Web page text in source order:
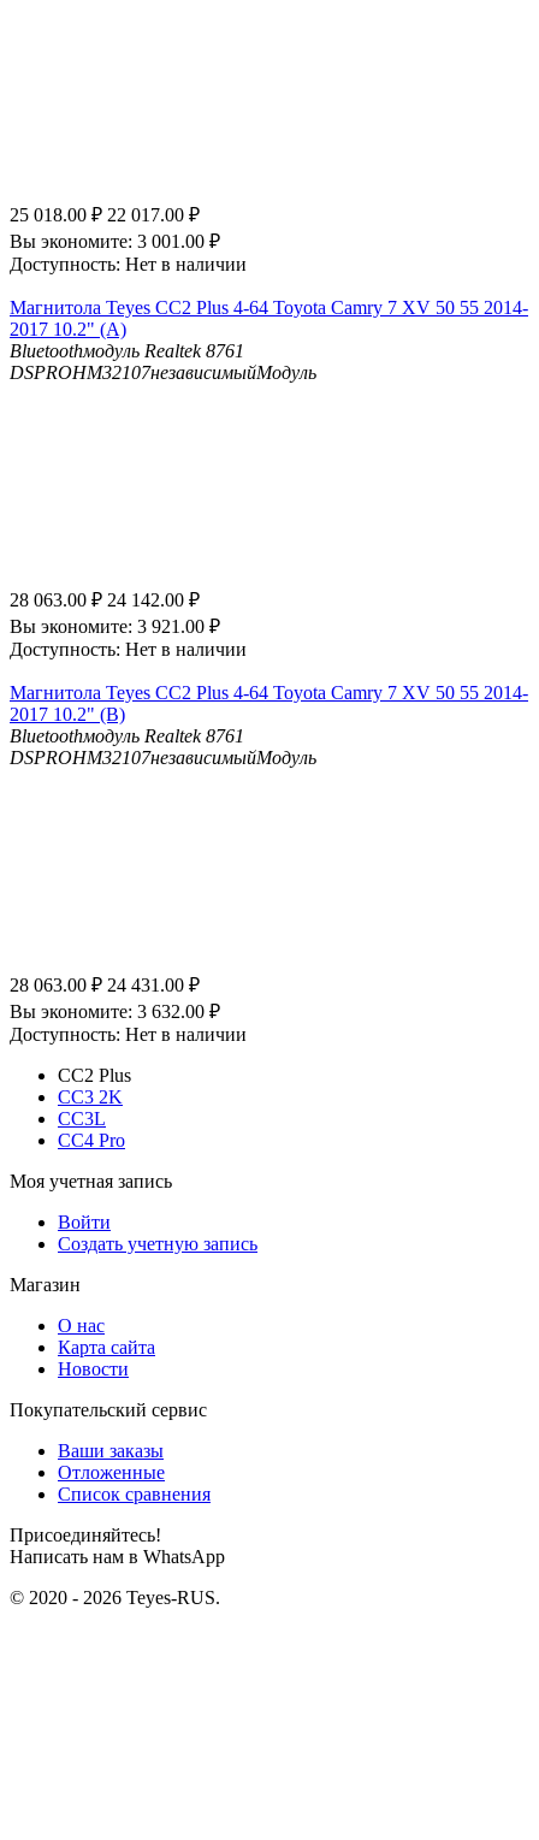
25 018.00 ₽ 22 017.00 ₽
Вы экономите: 3 001.00 ₽
Доступность: Нет в наличии
Магнитола Teyes CC2 Plus 4-64 Toyota Camry 7 XV 50 55 2014-
2017 10.2" (A)
Bluetoothмодуль Realtek 8761
DSPROHM32107независимыйМодуль
28 063.00 ₽ 24 142.00 ₽
Вы экономите: 3 921.00 ₽
Доступность: Нет в наличии
Магнитола Teyes CC2 Plus 4-64 Toyota Camry 7 XV 50 55 2014-
2017 10.2" (B)
Bluetoothмодуль Realtek 8761
DSPROHM32107независимыйМодуль
28 063.00 ₽ 24 431.00 ₽
Вы экономите: 3 632.00 ₽
Доступность: Нет в наличии
CC2 Plus
CC3 2K
CC3L
CC4 Pro
Моя учетная запись
Войти
Создать учетную запись
Магазин
О нас
Карта сайта
Новости
Покупательский сервис
Ваши заказы
Отложенные
Список сравнения
Присоединяйтесь!
Написать нам в WhatsApp
© 2020 - 2026 Teyes-RUS.